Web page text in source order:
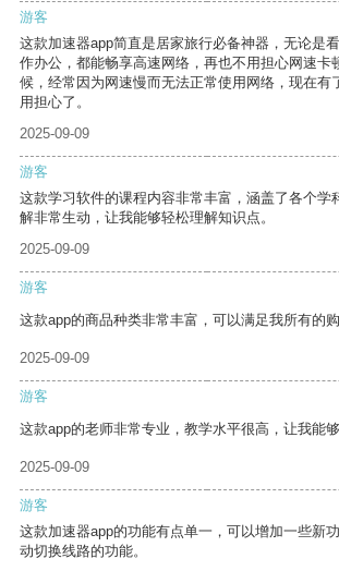
游客
这款加速器app简直是居家旅行必备神器，无论是
作办公，都能畅享高速网络，再也不用担心网速卡
候，经常因为网速慢而无法正常使用网络，现在有
用担心了。
2025-09-09
游客
这款学习软件的课程内容非常丰富，涵盖了各个学
解非常生动，让我能够轻松理解知识点。
2025-09-09
游客
这款app的商品种类非常丰富，可以满足我所有的购
2025-09-09
游客
这款app的老师非常专业，教学水平很高，让我能
2025-09-09
游客
这款加速器app的功能有点单一，可以增加一些新
动切换线路的功能。